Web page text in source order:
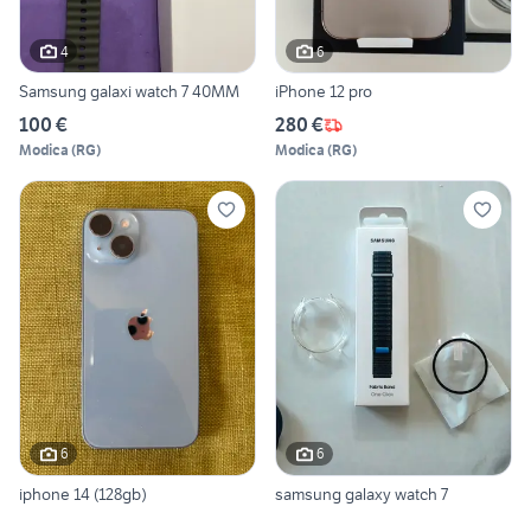
4
Samsung galaxi watch 7 40MM
100 €
Modica (RG)
6
iPhone 12 pro
280 €
Modica (RG)
6
iphone 14 (128gb)
6
samsung galaxy watch 7